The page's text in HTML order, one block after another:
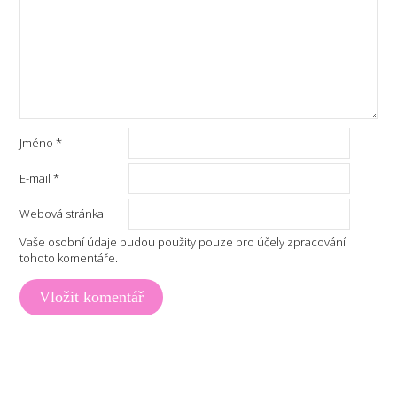
Jméno*
E-mail*
Webová stránka
Vaše osobní údaje budou použity pouze pro účely zpracování
tohoto komentáře.